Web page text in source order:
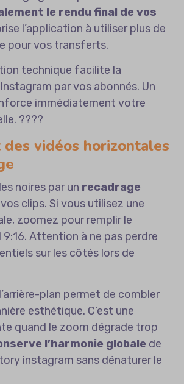
le rendu final de vos
l’application à utiliser plus de
pour vos transferts.
technique facilite la
par vos abonnés. Un
immédiatement votre
????
vidéos horizontales
noires par un recadrage
clips. Si vous utilisez une
zoomez pour remplir le
Attention à ne pas perdre
sur les côtés lors de
plan permet de combler
esthétique. C’est une
quand le zoom dégrade trop
l’harmonie globale de
instagram sans dénaturer le